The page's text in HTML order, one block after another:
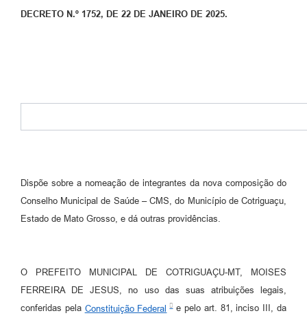
Serviços Online
Telefones Úteis
Jornal
Contato
DECRETO N.º 1752, DE 22 DE JANEIRO DE 2025.
Dispõe sobre a nomeação de integrantes da nova composição do
Conselho Municipal de Saúde – CMS, do Município de Cotriguaçu,
Estado de Mato Grosso, e dá outras providências.
O PREFEITO MUNICIPAL DE COTRIGUAÇU-MT, MOISES
FERREIRA DE JESUS, no uso das suas atribuições legais,
conferidas pela Constituição Federal
e pelo art. 81, inciso III, da